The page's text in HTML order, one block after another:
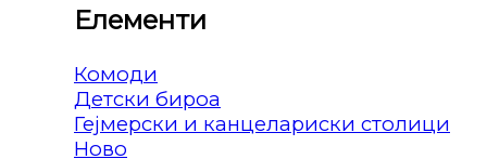
Елементи
Комоди
Детски бироа
Гејмерски и канцелариски столици